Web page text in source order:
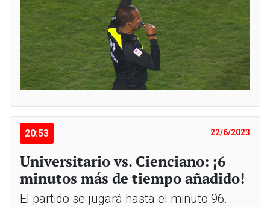
20:53 22/6/2023
Universitario vs. Cienciano: ¡6
minutos más de tiempo añadido!
El partido se jugará hasta el minuto 96.